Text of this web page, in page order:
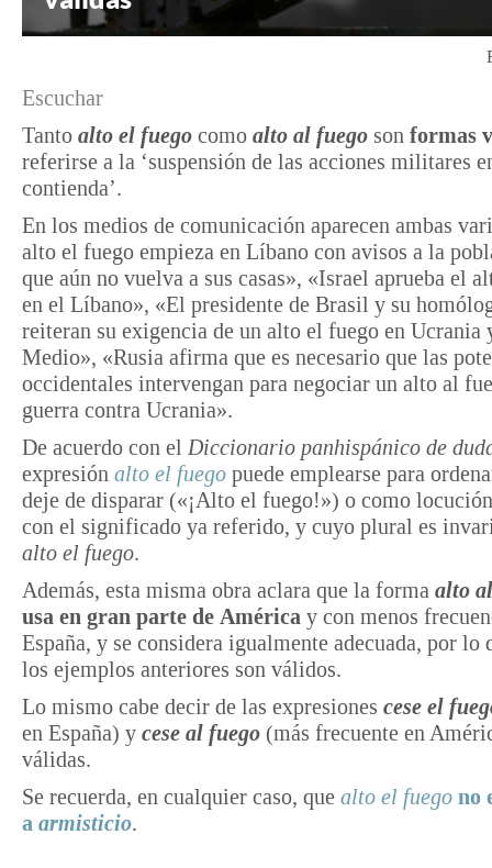
Escuchar
Tanto alto el fuego como alto al fuego son formas
referirse a la ‘suspensión de las acciones militares
contienda’.
En los medios de comunicación aparecen ambas
alto el fuego empieza en Líbano con avisos a la
que aún no vuelva a sus casas», «Israel aprueba el
en el Líbano», «El presidente de Brasil y su
reiteran su exigencia de un alto el fuego en Ucrania
Medio», «Rusia afirma que es necesario que las
occidentales intervengan para negociar un alto al
guerra contra Ucrania».
De acuerdo con el Diccionario panhispánico de
expresión alto el fuego puede emplearse para
deje de disparar («¡Alto el fuego!») o como
con el significado ya referido, y cuyo plural es
alto el fuego.
Además, esta misma obra aclara que la forma alto
usa en gran parte de América y con menos
España, y se considera igualmente adecuada, por lo
los ejemplos anteriores son válidos.
Lo mismo cabe decir de las expresiones cese el
en España) y cese al fuego (más frecuente en
válidas.
Se recuerda, en cualquier caso, que alto el fuego no
a armisticio.